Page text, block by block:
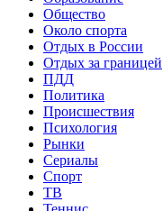
Общество
Около спорта
Отдых в России
Отдых за границей
ПДД
Политика
Происшествия
Психология
Рынки
Сериалы
Спорт
ТВ